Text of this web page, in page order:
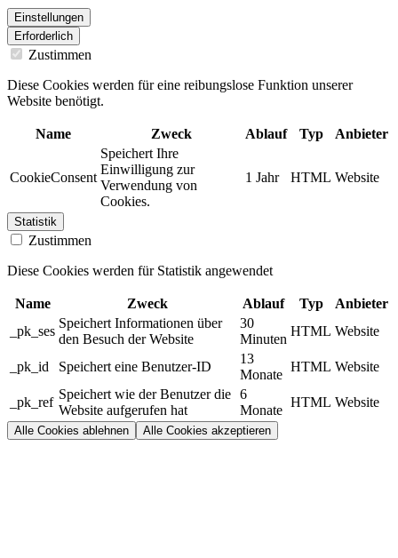
Einstellungen
Erforderlich
Zustimmen
Diese Cookies werden für eine reibungslose Funktion unserer
Website benötigt.
Name Zweck Ablauf Typ Anbieter
CookieConsent
Speichert Ihre
Einwilligung zur
Verwendung von
Cookies.
1 Jahr HTML Website
Statistik
Zustimmen
Diese Cookies werden für Statistik angewendet
Name Zweck Ablauf Typ
Anbieter
_pk_ses
Speichert Informationen über
den Besuch der Website
30
Minuten
HTML Website
_pk_id Speichert eine Benutzer-ID
13
Monate
HTML Website
_pk_ref
Speichert wie der Benutzer die
Website aufgerufen hat
6
Monate
HTML Website
Alle Cookies ablehnen Alle Cookies akzeptieren